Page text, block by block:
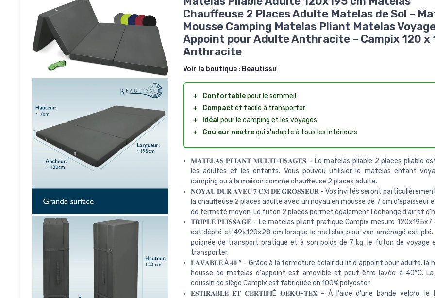
Chauffeuse 2 Places Adulte Matelas de Sol –
Mousse Camping Matelas Pliant Matelas
Appoint pour Adulte Anthracite – Campix 120 x
Anthracite
Voir la boutique : Beautissu
＋ Confortablepour le sommeil
＋
Compact et facile à transporter
＋
Idéal pour le camping et les voyages
＋
Couleur neutrequi s'adapte à tous les intérieurs
𝐌𝐀𝐓𝐄𝐋𝐀𝐒 𝐏𝐋𝐈𝐀𝐍𝐓 𝐌𝐔𝐋𝐓𝐈-𝐔𝐒𝐀𝐆𝐄𝐒 – Le matelas pliable 2 places pliable
les adultes et les enfants. Vous pouveu utilisier le matelas enfant
camping ou à la maison comme chauffeuse 2 places adulte.
𝐍𝐎𝐘𝐀𝐔 𝐃𝐔𝐑 𝐀𝐕𝐄𝐂 𝟕 𝐂𝐌 𝐃𝐄 𝐆𝐑𝐎𝐒𝐒𝐄𝐔𝐑 - Vos invités seront particulièrement
la chauffeuse 2 places adulte avec un noyau en mousse de 7 cm d'épaisseur
de fermeté moyen. Le futon 2 places permet également l'échange d'air et
𝐓𝐑𝐈𝐏𝐋𝐄 𝐏𝐋𝐈𝐒𝐒𝐀𝐆𝐄 - Le matelas pliant pratique Campix mesure 120x195x7
est déplié et 49x120x28 cm lorsque le matelas pour van aménagé est plié.
poignée de transport pratique et à son poids de 7 kg, le futon de voyage
transporter.
𝐋𝐀𝐕𝐀𝐁𝐋𝐄 À 𝟒𝟎 ° - Grâce à la fermeture éclair du lit d appoint pour adulte, la
housse de matelas d'appoint est amovible et peut être lavée à 40°C. La
coussin de siège Campix est fabriquée en 100% polyester.
𝐄𝐒𝐓𝐈𝐑𝐀𝐁𝐋𝐄 𝐄𝐓 𝐂𝐄𝐑𝐓𝐈𝐅𝐈É 𝐎𝐄𝐊𝐎-𝐓𝐄𝐗 - À l'aide d'une bande velcro,